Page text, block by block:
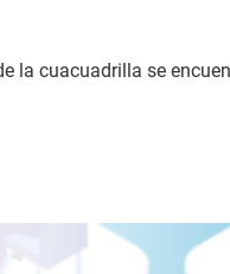
la cuacuadrilla se